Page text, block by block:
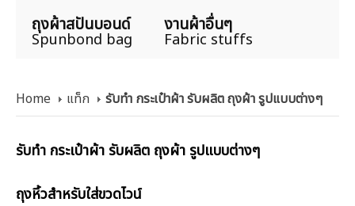
ถุงผ้าสปันบอนด์
Spunbond bag
งานผ้าอื่นๆ
Fabric stuffs
Home แท็ก รับทำ กระเป๋าผ้า รับผลิต ถุงผ้า รูปแบบต่างๆ
รับทำ กระเป๋าผ้า รับผลิต ถุงผ้า รูปแบบต่างๆ
ถุงหิ้วสำหรับใส่ขวดไวน์